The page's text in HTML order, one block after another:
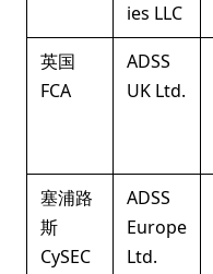
ies LLC
英国
FCA
ADSS
UK Ltd.
塞浦路
斯
CySEC
ADSS
Europe
Ltd.